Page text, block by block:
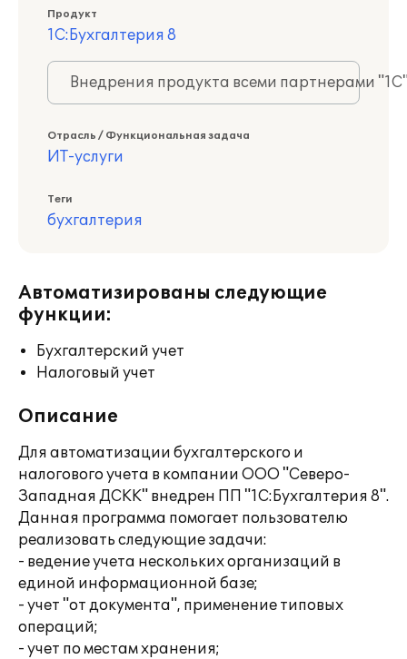
Продукт
1С:Бухгалтерия 8
Внедрения продукта всеми партнерами
Отрасль / Функциональная задача
ИТ-услуги
Теги
бухгалтерия
Автоматизированы следующие
функции:
Бухгалтерский учет
Налоговый учет
Описание
Для автоматизации бухгалтерского и
налогового учета в компании ООО "Северо-
Западная ДСКК" внедрен ПП "1С:Бухгалтерия 8".
Данная программа помогает пользователю
реализовать следующие задачи:
- ведение учета нескольких организаций в
единой информационной базе;
- учет "от документа", применение типовых
операций;
- учет по местам хранения;